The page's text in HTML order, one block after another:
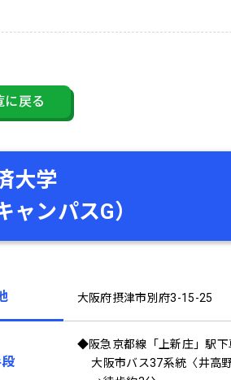
戻る
大学
ャンパスG）
大阪府摂津市別府3-15-25
◆阪急京都線「上新庄」駅
大阪市バス37系統〈井高